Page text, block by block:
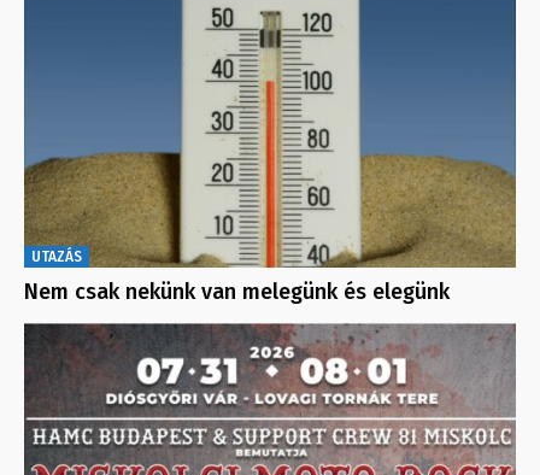
UTAZÁS
Nem csak nekünk van melegünk és elegünk